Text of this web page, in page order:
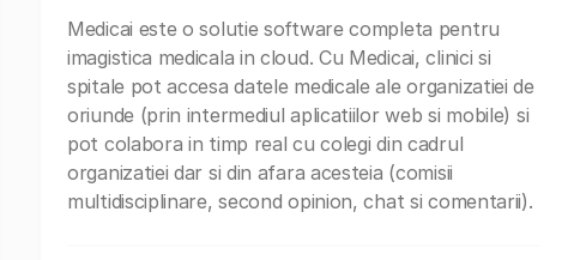
Medicai este o solutie software completa pentru
imagistica medicala in cloud. Cu Medicai, clinici si
spitale pot accesa datele medicale ale organizatiei de
oriunde (prin intermediul aplicatiilor web si mobile) si
pot colabora in timp real cu colegi din cadrul
organizatiei dar si din afara acesteia (comisii
multidisciplinare, second opinion, chat si comentarii).